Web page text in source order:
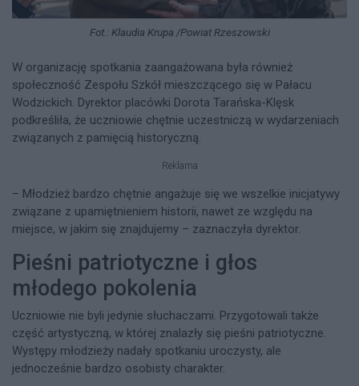
Fot.: Klaudia Krupa /Powiat Rzeszowski
W organizację spotkania zaangażowana była również
społeczność Zespołu Szkół mieszczącego się w Pałacu
Wodzickich. Dyrektor placówki Dorota Tarańska-Klęsk
podkreśliła, że uczniowie chętnie uczestniczą w wydarzeniach
związanych z pamięcią historyczną.
Reklama
– Młodzież bardzo chętnie angażuje się we wszelkie inicjatywy
związane z upamiętnieniem historii, nawet ze względu na
miejsce, w jakim się znajdujemy – zaznaczyła dyrektor.
Pieśni patriotyczne i głos
młodego pokolenia
Uczniowie nie byli jedynie słuchaczami. Przygotowali także
część artystyczną, w której znalazły się pieśni patriotyczne.
Występy młodzieży nadały spotkaniu uroczysty, ale
jednocześnie bardzo osobisty charakter.